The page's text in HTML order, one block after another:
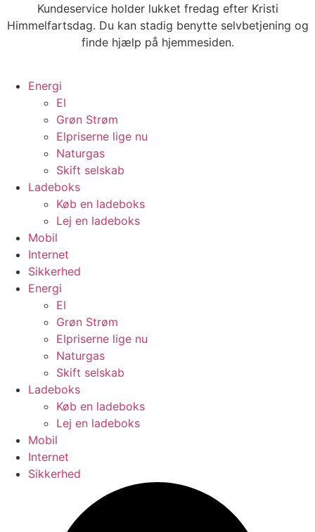
til
Kundeservice holder lukket fredag efter Kristi
Himmelfartsdag. Du kan stadig benytte selvbetjening og
finde hjælp på hjemmesiden.
Energi
El
Grøn Strøm
Elpriserne lige nu
Naturgas
Skift selskab
Ladeboks
Køb en ladeboks
Lej en ladeboks
Mobil
Internet
Sikkerhed
Energi
El
Grøn Strøm
Elpriserne lige nu
Naturgas
Skift selskab
Ladeboks
Køb en ladeboks
Lej en ladeboks
Mobil
Internet
Sikkerhed